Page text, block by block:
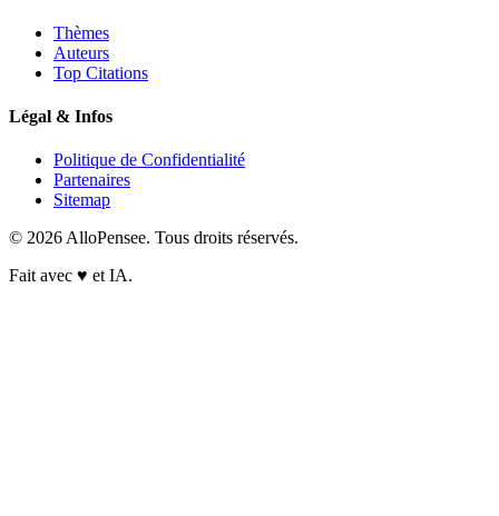
Thèmes
Auteurs
Top Citations
Légal & Infos
Politique de Confidentialité
Partenaires
Sitemap
© 2026 AlloPensee. Tous droits réservés.
Fait avec ♥ et IA.